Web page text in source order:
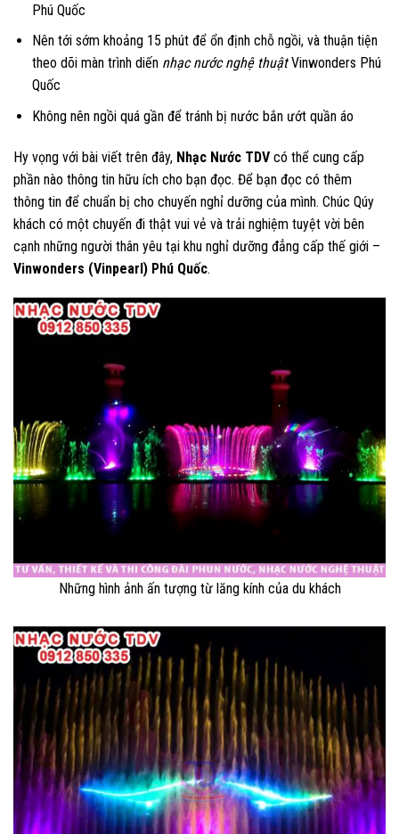
Phú Quốc
Nên tới sớm khoảng 15 phút để ổn định chỗ ngồi, và thuận tiện
theo dõi màn trình diến nhạc nước nghệ thuậtVinwonders Phú
Quốc
Không nên ngồi quá gần để tránh bị nước bắn ướt quần áo
Hy vọng với bài viết trên đây, Nhạc Nước TDV có thể cung cấp
phần nào thông tin hữu ích cho bạn đọc. Để bạn đọc có thêm
thông tin để chuẩn bị cho chuyến nghỉ dưỡng của mình. Chúc Qúy
khách có một chuyến đi thật vui vẻ và trải nghiệm tuyệt vời bên
cạnh những người thân yêu tại khu nghỉ dưỡng đẳng cấp thế giới –
Vinwonders (Vinpearl) Phú Quốc.
Những hình ảnh ấn tượng từ lăng kính của du khách